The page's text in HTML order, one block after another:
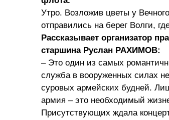
Утро. Возложив цветы у
отправились на берег Волги,
Рассказывает организатор
старшина Руслан РАХИМОВ:
– Это один из самых
служба в вооруженных силах
суровых армейских будней.
армия – это необходимый
Присутствующих ждала